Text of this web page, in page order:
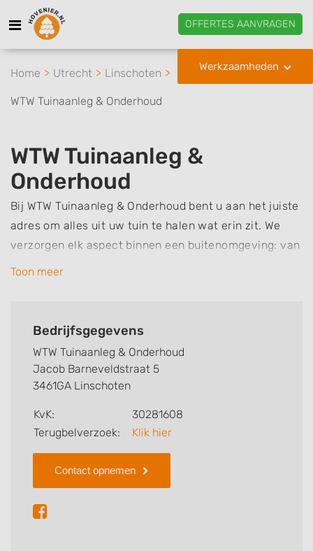
OFFERTES AANVRAGEN
Werkzaamheden
Home Utrecht Linschoten
WTW Tuinaanleg & Onderhoud
WTW Tuinaanleg &
Onderhoud
Bij WTW Tuinaanleg & Onderhoud bent u aan het juiste
adres om alles uit uw tuin te halen wat erin zit. We
verzorgen elk aspect binnen een buitenomgeving: van
de aanleg van bestrating, erfafscheidingen en
het uit. Of u nu een complete metamorfose wilt of
WTW Tuinaanleg & Onderhoud.
Toon meer
Bedrijfsgegevens
WTW Tuinaanleg & Onderhoud
Jacob Barneveldstraat 5
3461GA Linschoten
KvK:
30281608
Terugbelverzoek:
Klik hier
Contact opnemen